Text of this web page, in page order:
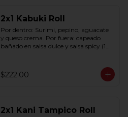
2x1 Kabuki Roll
Por dentro: Surimi, pepino, aguacate
y queso crema. Por fuera: capeado
bañado en salsa dulce y salsa spicy (10
$222.00
2x1 Kani Tampico Roll